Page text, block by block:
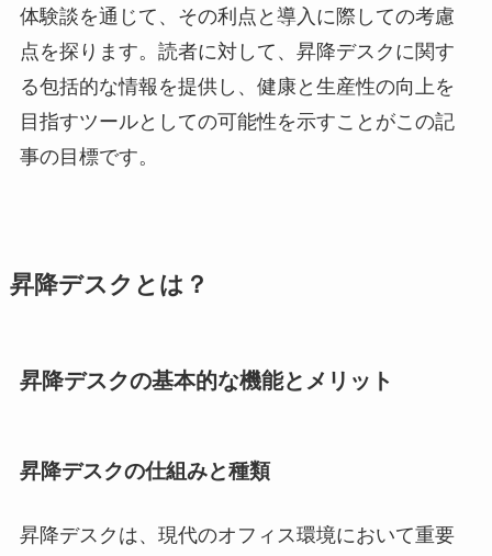
体験談を通じて、その利点と導入に際しての考慮
点を探ります。読者に対して、昇降デスクに関す
る包括的な情報を提供し、健康と生産性の向上を
目指すツールとしての可能性を示すことがこの記
事の目標です。
昇降デスクとは？
昇降デスクの基本的な機能とメリット
昇降デスクの仕組みと種類
昇降デスクは、現代のオフィス環境において重要